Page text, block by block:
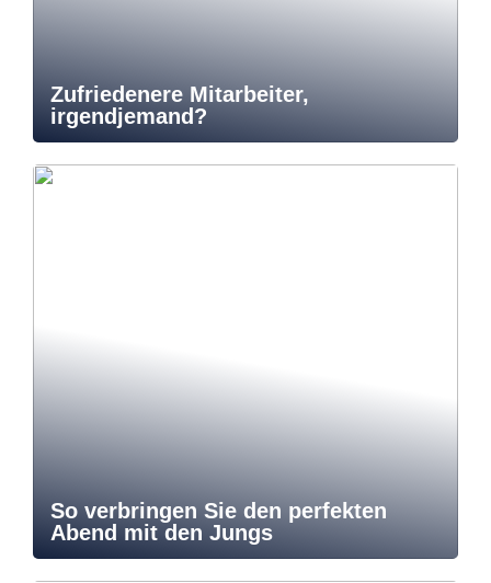
Zufriedenere Mitarbeiter,
irgendjemand?
So verbringen Sie den perfekten
Abend mit den Jungs